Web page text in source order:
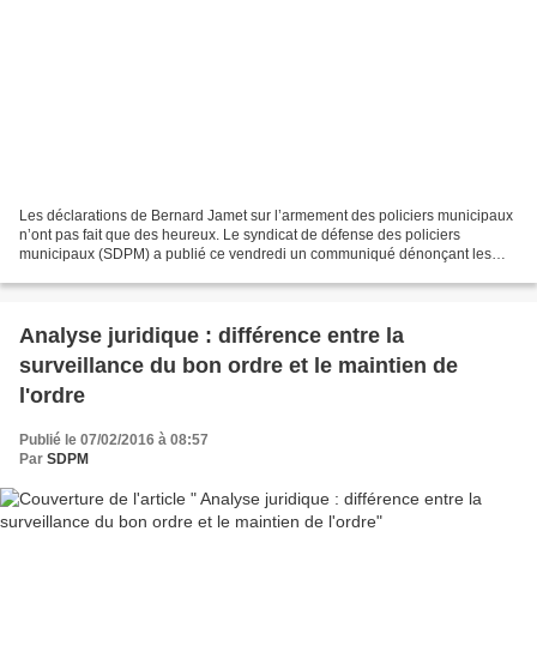
Les déclarations de Bernard Jamet sur l’armement des policiers municipaux
n’ont pas fait que des heureux. Le syndicat de défense des policiers
municipaux (SDPM) a publié ce vendredi un communiqué dénonçant les
Analyse juridique : différence entre la
surveillance du bon ordre et le maintien de
l'ordre
Publié le 07/02/2016 à 08:57
Par SDPM